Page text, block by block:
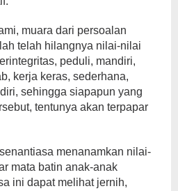
muara dari persoalan
telah hilangnya nilai-nilai
peduli, mandiri,
kerja keras, sederhana,
sehingga siapapun yang
tentunya akan terpapar
menanamkan nilai-
mata batin anak-anak
ini dapat melihat jernih,